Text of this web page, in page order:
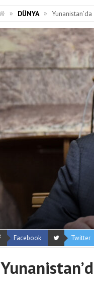
» DÜNYA »
Facebook Twitter